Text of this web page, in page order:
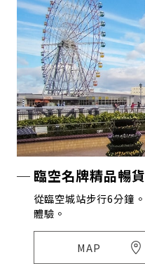
臨空名牌精品暢
從臨空城站步行6分鐘
體驗。
MAP